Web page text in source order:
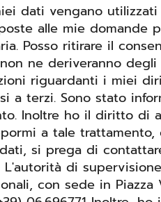
dati vengano
alle mie domande
Posso ritirare il
ne deriveranno
i miei diritti. I miei dati
a terzi. Sono stato
Inoltre ho il diritto di
a tale
di
con sede in Piazza